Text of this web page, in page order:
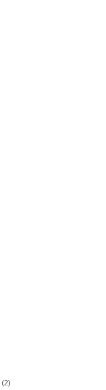
(2)